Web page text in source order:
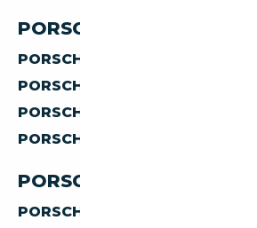
PORSCHE PAR
PORSCHE
PORSCHE
PORSCHE
PORSCHE
PORSCHE PAR
PORSCHE